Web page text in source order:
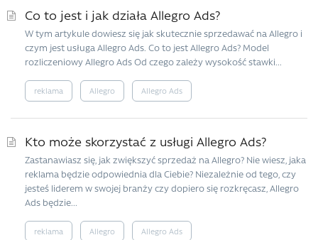
Co to jest i jak działa Allegro Ads?
W tym artykule dowiesz się jak skutecznie sprzedawać na Allegro i
czym jest usługa Allegro Ads. Co to jest Allegro Ads? Model
rozliczeniowy Allegro Ads Od czego zależy wysokość stawki...
reklama Allegro Allegro Ads
Kto może skorzystać z usługi Allegro Ads?
Zastanawiasz się, jak zwiększyć sprzedaż na Allegro? Nie wiesz, jaka
reklama będzie odpowiednia dla Ciebie? Niezależnie od tego, czy
jesteś liderem w swojej branży czy dopiero się rozkręcasz, Allegro
Ads będzie...
reklama Allegro Allegro Ads